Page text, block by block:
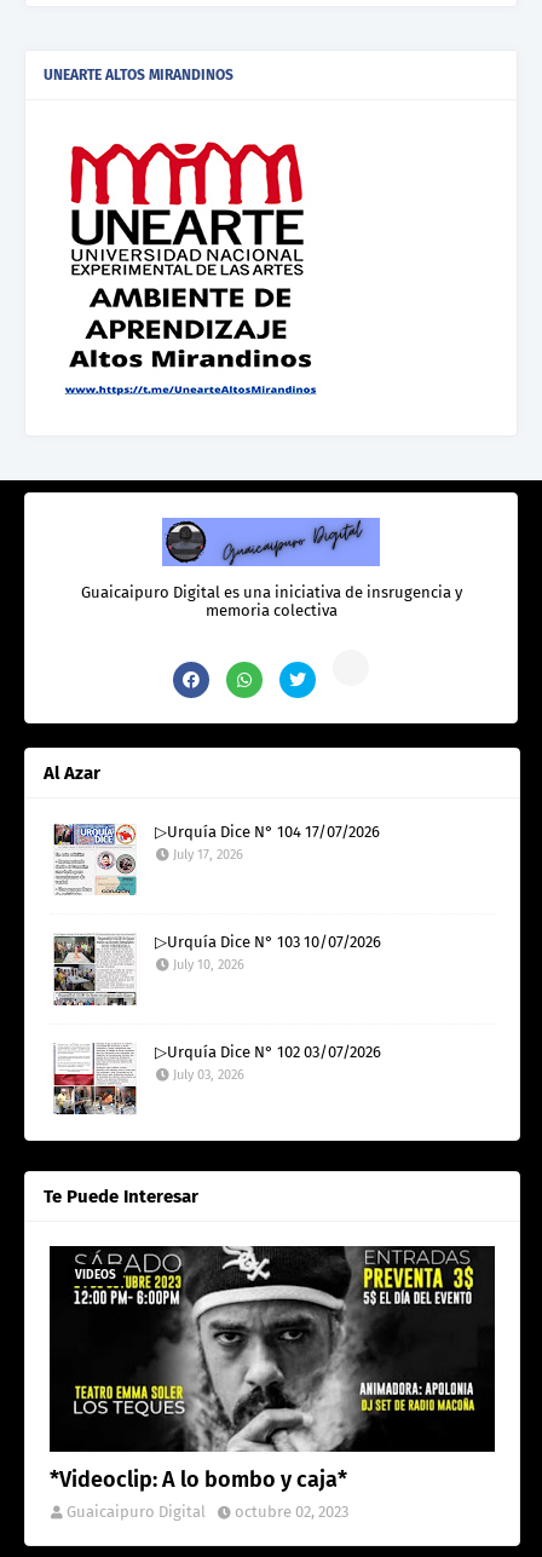
UNEARTE ALTOS MIRANDINOS
Guaicaipuro Digital es una iniciativa de insrugencia y
memoria colectiva
Al Azar
▷Urquía Dice N° 104 17/07/2026
July 17, 2026
▷Urquía Dice N° 103 10/07/2026
July 10, 2026
▷Urquía Dice N° 102 03/07/2026
July 03, 2026
Te Puede Interesar
VIDEOS
*Videoclip: A lo bombo y caja*
Guaicaipuro Digital octubre 02, 2023